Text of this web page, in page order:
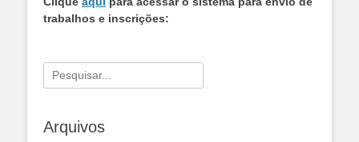
trabalhos e inscrições:
Pesquisar
por:
Arquivos